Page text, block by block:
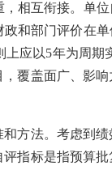
相互衔接。单
和部门评价在
应以5年为周
覆盖面广、影
法。考虑到绩
指标是指预算